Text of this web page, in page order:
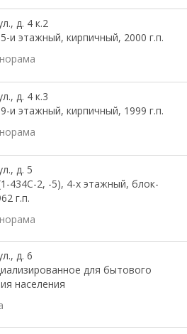
д. 4 к.2
и этажный, кирпичный, 2000 г.п.
д. 4 к.3
и этажный, кирпичный, 1999 г.п.
д. 5
434С-2, -5), 4-х этажный, блок-
г.п.
д. 6
для бытового
населения